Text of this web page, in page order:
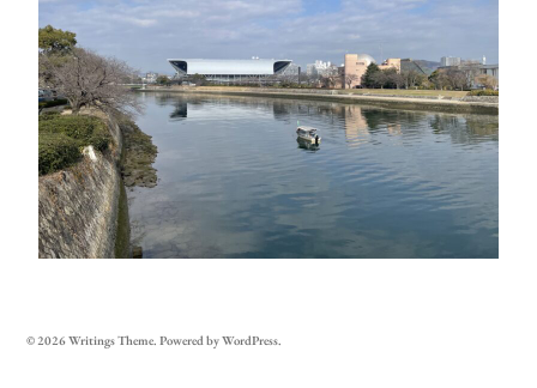
© 2026WritingsTheme. Powered byWordPress.